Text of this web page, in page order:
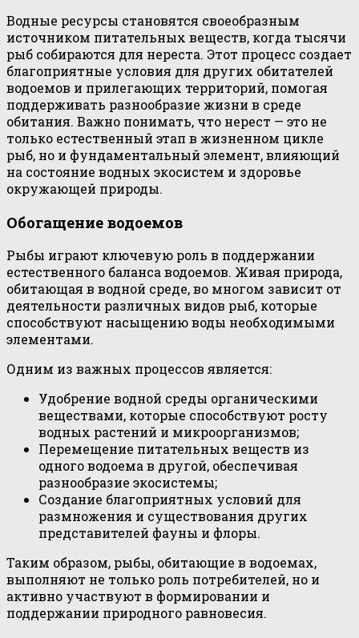
Водные ресурсы становятся своеобразным
источником питательных веществ, когда тысячи
рыб собираются для нереста. Этот процесс создает
благоприятные условия для других обитателей
водоемов и прилегающих территорий, помогая
поддерживать разнообразие жизни в среде
обитания. Важно понимать, что нерест — это не
только естественный этап в жизненном цикле
рыб, но и фундаментальный элемент, влияющий
на состояние водных экосистем и здоровье
окружающей природы.
Обогащение водоемов
Рыбы играют ключевую роль в поддержании
естественного баланса водоемов. Живая природа,
обитающая в водной среде, во многом зависит от
деятельности различных видов рыб, которые
способствуют насыщению воды необходимыми
элементами.
Одним из важных процессов является:
Удобрение водной среды органическими
веществами, которые способствуют росту
водных растений и микроорганизмов;
Перемещение питательных веществ из
одного водоема в другой, обеспечивая
разнообразие экосистемы;
Создание благоприятных условий для
размножения и существования других
представителей фауны и флоры.
Таким образом, рыбы, обитающие в водоемах,
выполняют не только роль потребителей, но и
активно участвуют в формировании и
поддержании природного равновесия.